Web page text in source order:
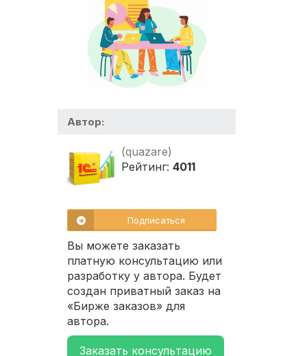
Автор:
(quazare)
Рейтинг: 4011
Подписаться
Вы можете заказать
платную консультацию или
разработку у автора. Будет
создан приватный заказ на
«Бирже заказов» для
автора.
Заказать консультацию